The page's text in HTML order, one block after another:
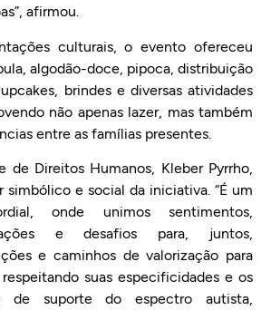
afirmou.
culturais, o evento ofereceu
algodão-doce, pipoca, distribuição
brindes e diversas atividades
não apenas lazer, mas também
entre as famílias presentes.
de Direitos Humanos, Kleber Pyrrho,
simbólico e social da iniciativa. “É um
onde unimos sentimentos,
e desafios para, juntos,
e caminhos de valorização para
suas especificidades e os
de suporte do espectro autista,